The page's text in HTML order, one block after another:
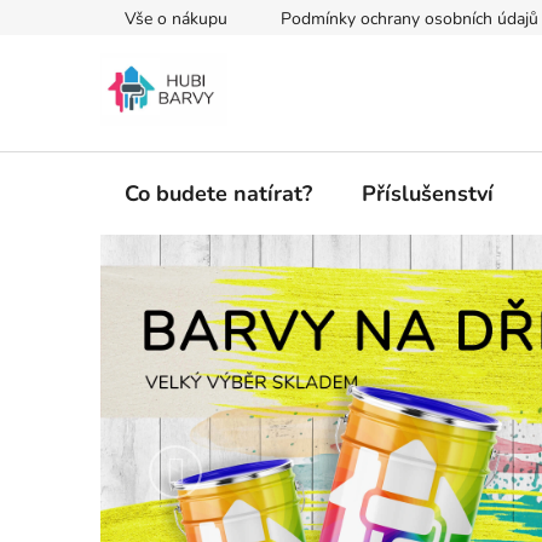
Vše o nákupu Podmínky ochrany osobních údajů
Co budete natírat? Příslušenství
H
u
b
i
-
b
Předchozí